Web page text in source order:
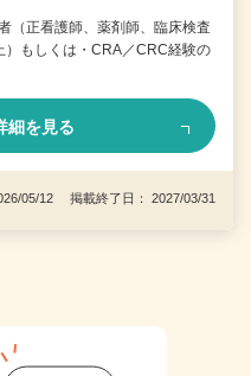
（正看護師、薬剤師、臨床検査
）もしくは・CRA／CRC経験の
細を見る
05/12 掲載終了日： 2027/03/31